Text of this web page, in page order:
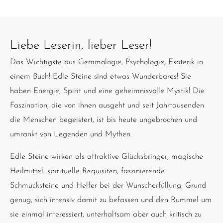
Liebe Leserin, lieber Leser!
Das Wichtigste aus Gemmologie, Psychologie, Esoterik in
einem Buch! Edle Steine sind etwas Wunderbares! Sie
haben Energie, Spirit und eine geheimnisvolle Mystik! Die
Faszination, die von ihnen ausgeht und seit Jahrtausenden
die Menschen begeistert, ist bis heute ungebrochen und
umrankt von Legenden und Mythen.
Edle Steine wirken als attraktive Glücksbringer, magische
Heilmittel, spirituelle Requisiten, faszinierende
Schmucksteine und Helfer bei der Wunscherfüllung. Grund
genug, sich intensiv damit zu befassen und den Rummel um
sie einmal interessiert, unterhaltsam aber auch kritisch zu